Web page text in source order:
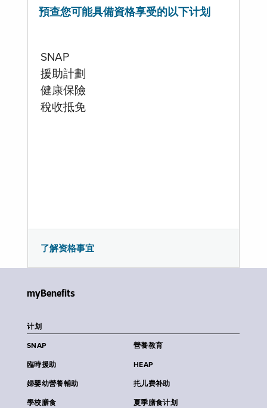
預查您可能具備資格享受的以下计划
SNAP
援助計劃
健康保險
稅收抵免
了解资格事宜
myBenefits
计划
SNAP 營養教育
臨時援助 HEAP
婦嬰幼營養輔助 扥儿费补助
學校膳食 夏季膳食计划